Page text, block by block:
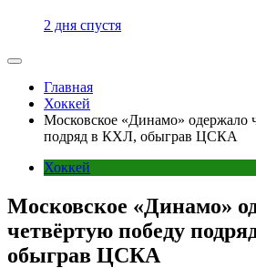
2 дня спустя
Главная
Хоккей
Московское «Динамо» одержало
подряд в КХЛ, обыграв ЦСКА
Хоккей
Московское «Динамо»
четвёртую победу
обыграв ЦСКА